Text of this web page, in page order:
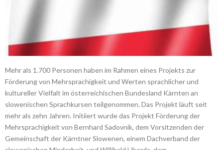
Mehr als 1.700 Personen haben im Rahmen eines Projekts zur
Förderung von Mehrsprachigkeit und Werten sprachlicher und
kultureller Vielfalt im österreichischen Bundesland Kärnten an
slowenischen Sprachkursen teilgenommen. Das Projekt läuft seit
mehr als zehn Jahren. Initiiert wurde das Projekt Förderung der
Mehrsprachigkeit von Bernhard Sadovnik, dem Vorsitzenden der
Gemeinschaft der Kärntner Slowenen, einem Dachverband der